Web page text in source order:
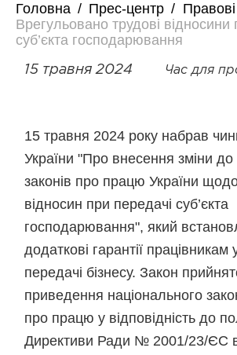
Головна / Прес-центр /
Врегульовано трудові відносини
суб’єкта господарювання
15 травня 2024 Час для
15 травня 2024 року набрав
України "Про внесення зміни до
законів про працю України
відносин при передачі суб’єкта
господарювання", який
додаткові гарантії працівникам
передачі бізнесу. Закон
приведення національного
про працю у відповідність до
Директиви Ради № 2001/23/ЄС